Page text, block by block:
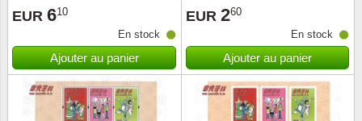
EUR 610
En stock
Ajouter au panier
EUR 260
En stock
Ajouter au panierIslande
Iles